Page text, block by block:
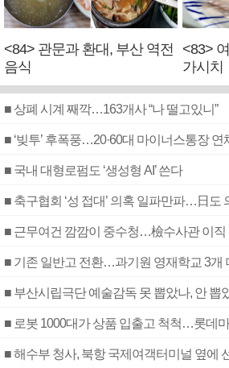
<84> 관문과 환대, 부산 역전
음식
<83>
가시치
■ 상폐 시계 째깍…163개사 “나 떨고있니”
■ ‘빚투’ 후폭풍…20·60대 마이너스통장 연
■ 국내 대형로펌도 ‘생성형 AI’ 쓴다
■ 근무여건 깜깜이 중수청…檢수사관 이직
■ 기존 일반고 전환…과기원 영재학교 3개
■ 부산시립극단 예술감독 못 뽑았나, 안 뽑
■ 로봇 1000대가 상품 입출고 척척…롯데
■ 해수부 청사, 북항 국제여객터미널 옆에